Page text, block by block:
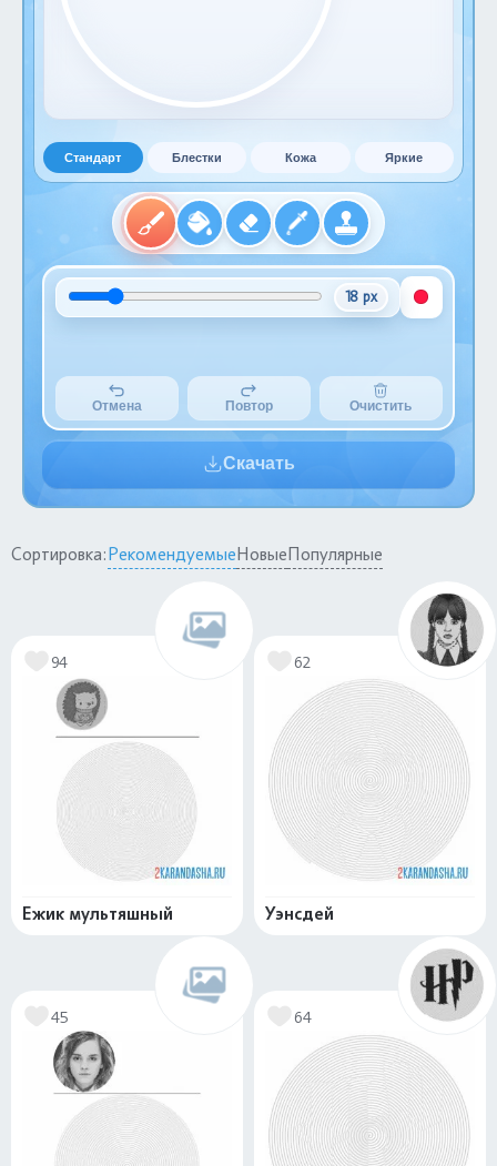
Стандарт Блестки Кожа Яркие
18 px
Отмена Повтор Очистить
Скачать
Сортировка:РекомендуемыеНовыеПопулярные
94
Ежик мультяшный
62
Уэнсдей
45 64